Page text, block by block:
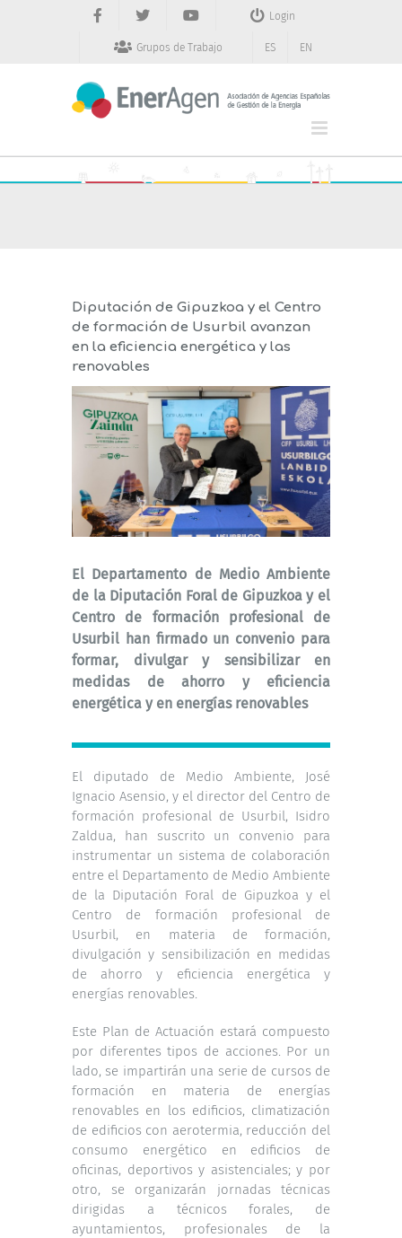
Login
Grupos de Trabajo ES EN
Diputación de Gipuzkoa y el Centro
de formación de Usurbil avanzan
en la eficiencia energética y las
renovables
El Departamento de Medio Ambiente
de la Diputación Foral de Gipuzkoa y el
Centro de formación profesional de
Usurbil han firmado un convenio para
formar, divulgar y sensibilizar en
medidas de ahorro y eficiencia
energética y en energías renovables
El diputado de Medio Ambiente, José
Ignacio Asensio, y el director del Centro de
formación profesional de Usurbil, Isidro
Zaldua, han suscrito un convenio para
instrumentar un sistema de colaboración
entre el Departamento de Medio Ambiente
de la Diputación Foral de Gipuzkoa y el
Centro de formación profesional de
Usurbil, en materia de formación,
divulgación y sensibilización en medidas
de ahorro y eficiencia energética y
energías renovables.
Este Plan de Actuación estará compuesto
por diferentes tipos de acciones. Por un
lado, se impartirán una serie de cursos de
formación en materia de energías
renovables en los edificios, climatización
de edificios con aerotermia, reducción del
consumo energético en edificios de
oficinas, deportivos y asistenciales; y por
otro, se organizarán jornadas técnicas
dirigidas a técnicos forales, de
ayuntamientos, profesionales de la